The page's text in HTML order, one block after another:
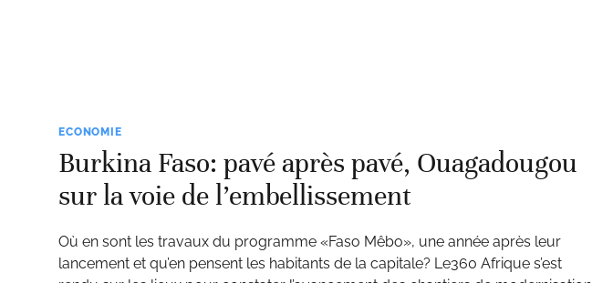
ECONOMIE
Burkina Faso: pavé après pavé, Ouagadougou
sur la voie de l’embellissement
Où en sont les travaux du programme «Faso Mêbo», une année après leur
lancement et qu’en pensent les habitants de la capitale? Le360 Afrique s’est